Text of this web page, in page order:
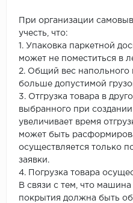
При организации
учесть, что:
1. Упаковка паркетной
может не поместиться в
2. Общий вес напольного
больше допустимой
3. Отгрузка товара в
выбранного при
увеличивает время
может быть
осуществляется только
заявки.
4. Погрузка товара
В связи с тем, что
покрытия должна быть